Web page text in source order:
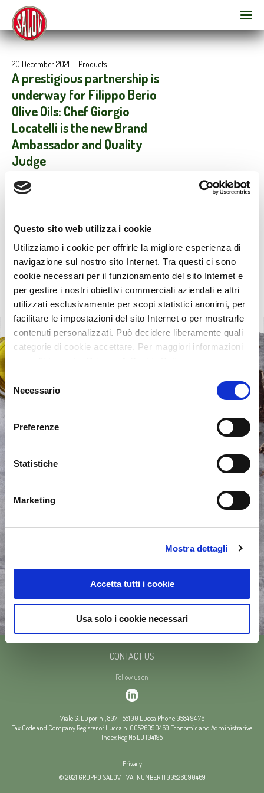
Questo sito web utilizza i cookie
Utilizziamo i cookie per offrirle la migliore esperienza di
navigazione sul nostro sito Internet. Tra questi ci sono
cookie necessari per il funzionamento del sito Internet e
per gestire i nostri obiettivi commerciali aziendali e altri
utilizzati esclusivamente per scopi statistici anonimi, per
facilitare le impostazioni del sito Internet o per mostrarle
contenuti personalizzati. Può decidere liberamente quali
categorie di cookie accettare. Per maggiori informazioni
consulti la nostra Privacy & Cookie Policy
delNecessario
Preferenze
Statistiche
Marketing
Mostra dettagli
Accetta tutti i cookie
Usa solo i cookie necessari
20 December 2021 - Products
A prestigious partnership is
underway for Filippo Berio
Olive Oils: Chef Giorgio
Locatelli is the new Brand
Ambassador and Quality
Judge
Filippo Berio’s Classico and 100% Italian Extra Virgin Olive Oils will
be the stars of a new campaign on Sky Uno, IG, and Facebook, until
4 March 2022, together with chef and MasterChef Italia judge
Ambassador and Quality Judge. The main theme of the campaign
is sustainability in the kitchen.
Viale G. Luporini, 807- 55100 Lucca Phone 0584 94 76
Tax Code and Company Register of Lucca n. 00526090469 Economic and Administrative
Index Reg No LU 104195
CONTACT US
Follow us on
Privacy
© 2021 GRUPPO SALOV - VAT NUMBER IT00526090469